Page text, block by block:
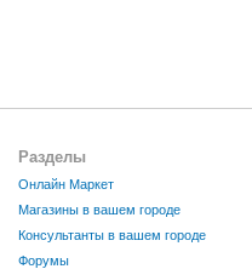
Разделы
Онлайн Маркет
Магазины в вашем городе
Консультанты в вашем городе
Форумы